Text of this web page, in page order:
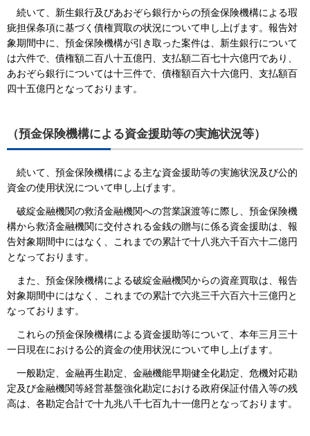
続いて、新生銀行及びあおぞら銀行からの預金保険機構による瑕
疵担保条項に基づく債権買取の状況について申し上げます。報告対
象期間中に、預金保険機構が引き取った案件は、新生銀行について
は六件で、債権額二百八十五億円、支払額二百七十六億円であり、
あおぞら銀行については十三件で、債権額百六十六億円、支払額百
四十五億円となっております。
（預金保険機構による資金援助等の実施状況等）
続いて、預金保険機構による主な資金援助等の実施状況及び公的
資金の使用状況について申し上げます。
破綻金融機関の救済金融機関への営業譲渡等に際し、預金保険機
構から救済金融機関に交付される金銭の贈与に係る資金援助は、報
告対象期間中にはなく、これまでの累計で十八兆六千百六十二億円
となっております。
また、預金保険機構による破綻金融機関からの資産買取は、報告
対象期間中にはなく、これまでの累計で六兆三千六百六十三億円と
なっております。
これらの預金保険機構による資金援助等について、本年三月三十
一日現在における公的資金の使用状況について申し上げます。
一般勘定、金融再生勘定、金融機能早期健全化勘定、危機対応勘
定及び金融機関等経営基盤強化勘定における政府保証付借入等の残
高は、各勘定合計で十九兆八千七百九十一億円となっております。